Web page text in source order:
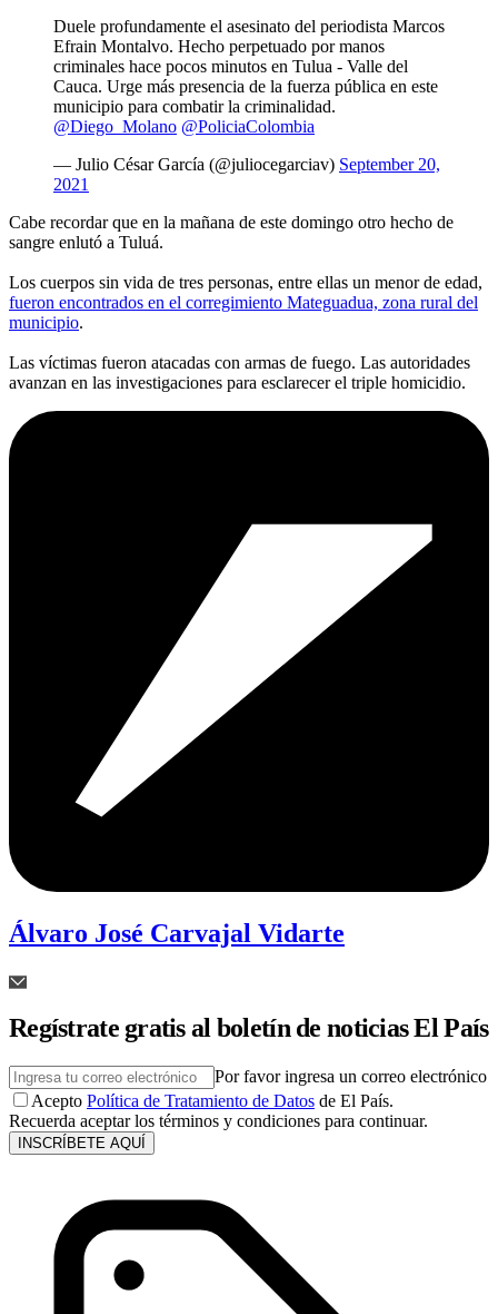
Duele profundamente el asesinato del periodista Marcos
Efrain Montalvo. Hecho perpetuado por manos
criminales hace pocos minutos en Tulua - Valle del
Cauca. Urge más presencia de la fuerza pública en este
municipio para combatir la criminalidad.
@Diego_Molano @PoliciaColombia
— Julio César García (@juliocegarciav) September 20,
2021
Cabe recordar que en la mañana de este domingo otro hecho de
sangre enlutó a Tuluá.
Los cuerpos sin vida de tres personas, entre ellas un menor de edad,
fueron encontrados en el corregimiento Mateguadua, zona rural del
municipio.
Las víctimas fueron atacadas con armas de fuego. Las autoridades
avanzan en las investigaciones para esclarecer el triple homicidio.
Álvaro José Carvajal Vidarte
Regístrate gratis al boletín de noticias El País
Por favor ingresa un correo electrónico
Acepto Política de Tratamiento de Datos de El País.
Recuerda aceptar los términos y condiciones para continuar.
INSCRÍBETE AQUÍ